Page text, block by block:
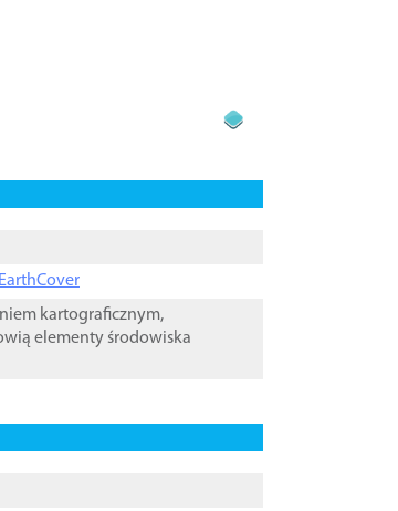
kartograficznym,
elementy środowiska